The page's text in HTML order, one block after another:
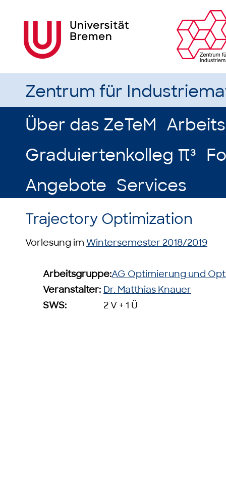
Zentrum für
Über das ZeTeM
Graduiertenkolleg π³
Angebote Services
Trajectory Optimization
Vorlesung im Wintersemester 2018/2019
Arbeitsgruppe:AG Optimierung und
Veranstalter: Dr. Matthias Knauer
SWS:
2 V + 1 Ü